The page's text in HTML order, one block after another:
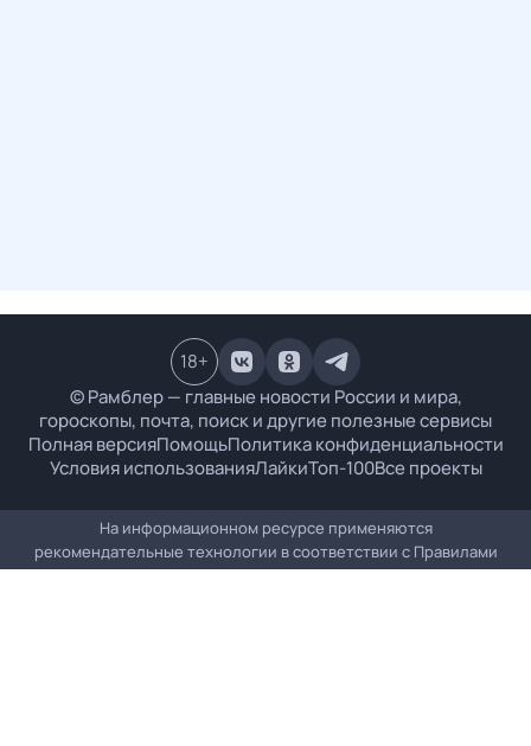
© Рамблер — главные новости России и мира,
гороскопы, почта, поиск и другие полезные сервисы
Полная версияПомощьПолитика конфиденциальности
Условия использованияЛайкиТоп-100Все проекты
18+
На информационном ресурсе применяются
рекомендательные технологии в соответствии с Правилами